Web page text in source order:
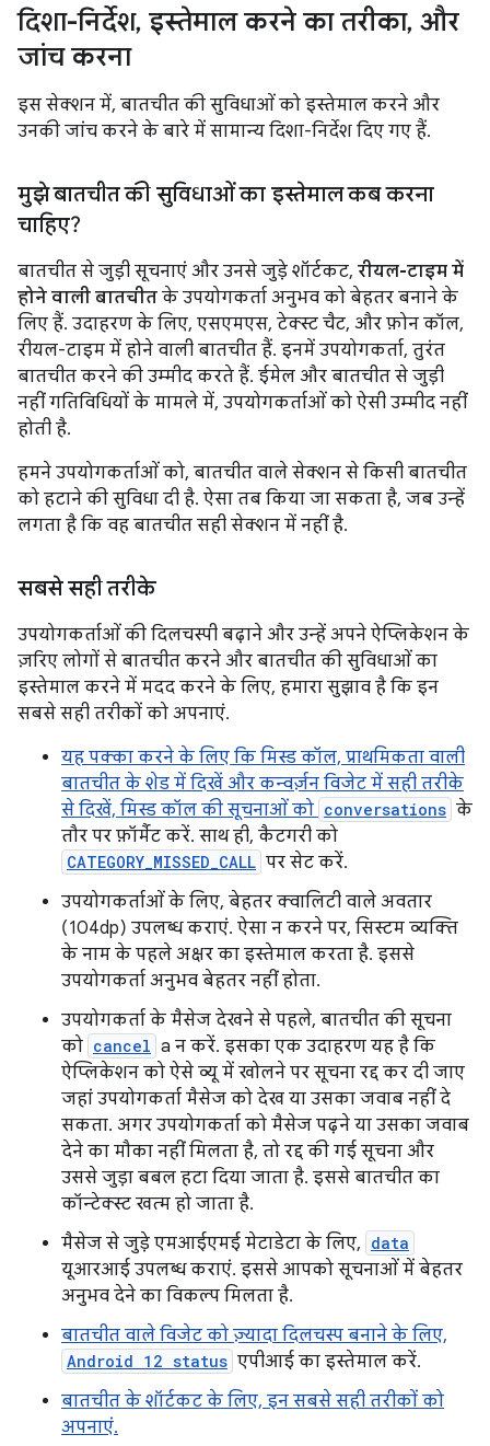
दिशा-निर्देश, इस्तेमाल करने का तरीका, और
जांच करना
इस सेक्शन में, बातचीत की सुविधाओं को इस्तेमाल करने और
उनकी जांच करने के बारे में सामान्य दिशा-निर्देश दिए गए हैं.
मुझे बातचीत की सुविधाओं का इस्तेमाल कब करना
चाहिए?
बातचीत से जुड़ी सूचनाएं और उनसे जुड़े शॉर्टकट, रीयल-टाइम में
होने वाली बातचीत के उपयोगकर्ता अनुभव को बेहतर बनाने के
लिए हैं. उदाहरण के लिए, एसएमएस, टेक्स्ट चैट, और फ़ोन कॉल,
रीयल-टाइम में होने वाली बातचीत हैं. इनमें उपयोगकर्ता, तुरंत
बातचीत करने की उम्मीद करते हैं. ईमेल और बातचीत से जुड़ी
नहीं गतिविधियों के मामले में, उपयोगकर्ताओं को ऐसी उम्मीद नहीं
होती है.
हमने उपयोगकर्ताओं को, बातचीत वाले सेक्शन से किसी बातचीत
को हटाने की सुविधा दी है. ऐसा तब किया जा सकता है, जब उन्हें
लगता है कि वह बातचीत सही सेक्शन में नहीं है.
सबसे सही तरीके
उपयोगकर्ताओं की दिलचस्पी बढ़ाने और उन्हें अपने ऐप्लिकेशन के
ज़रिए लोगों से बातचीत करने और बातचीत की सुविधाओं का
इस्तेमाल करने में मदद करने के लिए, हमारा सुझाव है कि इन
सबसे सही तरीकों को अपनाएं.
यह पक्का करने के लिए कि मिस्ड कॉल, प्राथमिकता वाली
बातचीत के शेड में दिखें और कन्वर्ज़न विजेट में सही तरीके
से दिखें, मिस्ड कॉल की सूचनाओं को conversations के
तौर पर फ़ॉर्मैट करें. साथ ही, कैटगरी को
CATEGORY_MISSED_CALL पर सेट करें.
उपयोगकर्ताओं के लिए, बेहतर क्वालिटी वाले अवतार
(104dp) उपलब्ध कराएं. ऐसा न करने पर, सिस्टम व्यक्ति
के नाम के पहले अक्षर का इस्तेमाल करता है. इससे
उपयोगकर्ता अनुभव बेहतर नहीं होता.
उपयोगकर्ता के मैसेज देखने से पहले, बातचीत की सूचना
को cancel a न करें. इसका एक उदाहरण यह है कि
ऐप्लिकेशन को ऐसे व्यू में खोलने पर सूचना रद्द कर दी जाए
जहां उपयोगकर्ता मैसेज को देख या उसका जवाब नहीं दे
सकता. अगर उपयोगकर्ता को मैसेज पढ़ने या उसका जवाब
देने का मौका नहीं मिलता है, तो रद्द की गई सूचना और
उससे जुड़ा बबल हटा दिया जाता है. इससे बातचीत का
कॉन्टेक्स्ट खत्म हो जाता है.
मैसेज से जुड़े एमआईएमई मेटाडेटा के लिए, data
यूआरआई उपलब्ध कराएं. इससे आपको सूचनाओं में बेहतर
अनुभव देने का विकल्प मिलता है.
बातचीत वाले विजेट को ज़्यादा दिलचस्प बनाने के लिए,
Android 12 status एपीआई का इस्तेमाल करें.
बातचीत के शॉर्टकट के लिए, इन सबसे सही तरीकों को
अपनाएं.